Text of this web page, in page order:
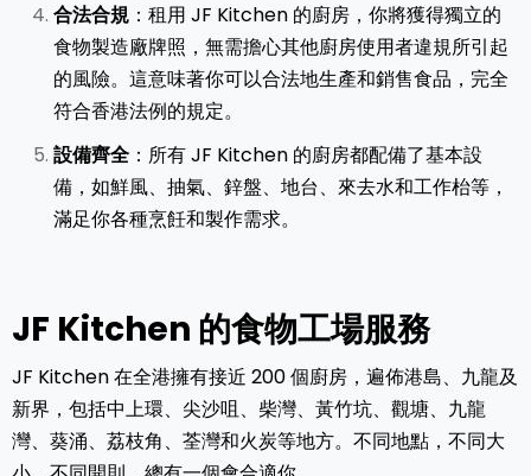
合法合規 ：租用 JF Kitchen 的廚房，你將獲得獨立的
食物製造廠牌照，無需擔心其他廚房使用者違規所引起
的風險。這意味著你可以合法地生產和銷售食品，完全
符合香港法例的規定。
設備齊全 ：所有 JF Kitchen 的廚房都配備了基本設
備，如鮮風、抽氣、鋅盤、地台、來去水和工作枱等，
滿足你各種烹飪和製作需求。
JF Kitchen 的食物工場服務
JF Kitchen 在全港擁有接近 200 個廚房，遍佈港島、九龍及
新界，包括中上環、尖沙咀、柴灣、黃竹坑、觀塘、九龍
灣、葵涌、荔枝角、荃灣和火炭等地方。不同地點，不同大